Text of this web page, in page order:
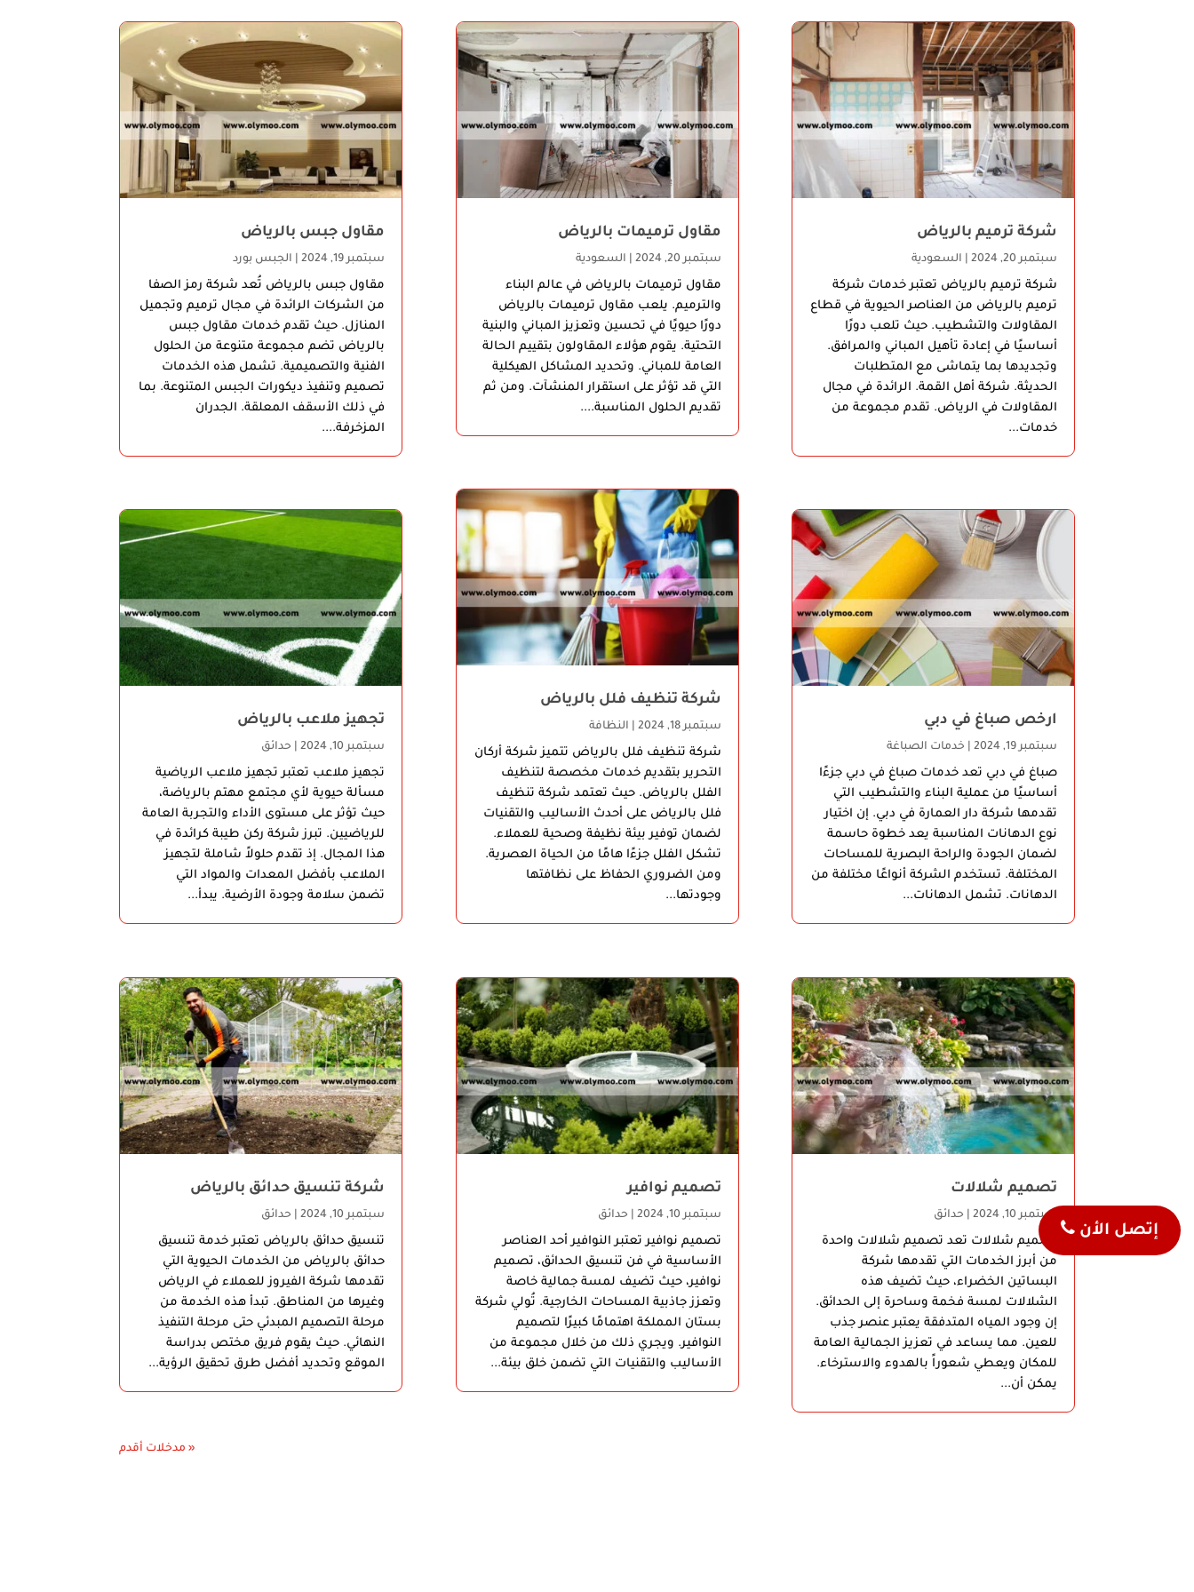
شركة ترميم بالرياض
سبتمبر 20, 2024 السعودية
شركة ترميم بالرياض تعتبر خدمات شركة
ترميم بالرياض من العناصر الحيوية في قطاع
المقاولات والتشطيب. حيث تلعب دورًا
أساسيًا في إعادة تأهيل المباني والمرافق.
وتجديدها بما يتماشى مع المتطلبات
الحديثة. شركة أهل القمة. الرائدة في مجال
المقاولات في الرياض. تقدم مجموعة من
خدمات...
ارخص صباغ في دبي
سبتمبر 19, 2024 خدمات الصباغة
صباغ في دبي تعد خدمات صباغ في دبي جزءًا
أساسيًا من عملية البناء والتشطيب التي
تقدمها شركة دار العمارة في دبي. إن اختيار
نوع الدهانات المناسبة يعد خطوة حاسمة
لضمان الجودة والراحة البصرية للمساحات
المختلفة. تستخدم الشركة أنواعًا مختلفة من
الدهانات. تشمل الدهانات...
تصميم شلالات
سبتمبر 10, 2024 حدائق
تصميم شلالات تعد تصميم شلالات واحدة
من أبرز الخدمات التي تقدمها شركة
البساتين الخضراء، حيث تضيف هذه
الشلالات لمسة فخمة وساحرة إلى الحدائق.
إن وجود المياه المتدفقة يعتبر عنصر جذب
للعين. مما يساعد في تعزيز الجمالية العامة
للمكان ويعطي شعوراً بالهدوء والاسترخاء.
يمكن أن...
مقاول ترميمات بالرياض
سبتمبر 20, 2024 السعودية
مقاول ترميمات بالرياض في عالم البناء
والترميم. يلعب مقاول ترميمات بالرياض
دورًا حيويًا في تحسين وتعزيز المباني والبنية
التحتية. يقوم هؤلاء المقاولون بتقييم الحالة
العامة للمباني. وتحديد المشاكل الهيكلية
التي قد تؤثر على استقرار المنشآت. ومن ثم
تقديم الحلول المناسبة....
شركة تنظيف فلل بالرياض
سبتمبر 18, 2024 النظافة
شركة تنظيف فلل بالرياض تتميز شركة أركان
التحرير بتقديم خدمات مخصصة لتنظيف
الفلل بالرياض. حيث تعتمد شركة تنظيف
فلل بالرياض على أحدث الأساليب والتقنيات
لضمان توفير بيئة نظيفة وصحية للعملاء.
تشكل الفلل جزءًا هامًا من الحياة العصرية.
ومن الضروري الحفاظ على نظافتها
وجودتها...
تصميم نوافير
سبتمبر 10, 2024 حدائق
تصميم نوافير تعتبر النوافير أحد العناصر
الأساسية في فن تنسيق الحدائق، تصميم
نوافير، حيث تضيف لمسة جمالية خاصة
وتعزز جاذبية المساحات الخارجية. تُولي شركة
بستان المملكة اهتمامًا كبيرًا لتصميم
النوافير. ويجري ذلك من خلال مجموعة من
الأساليب والتقنيات التي تضمن خلق بيئة...
مقاول جبس بالرياض
سبتمبر 19, 2024 | الجبس بورد
مقاول جبس بالرياض تُعد شركة رمز الصفا
من الشركات الرائدة في مجال ترميم وتجميل
المنازل. حيث تقدم خدمات مقاول جبس
بالرياض تضم مجموعة متنوعة من الحلول
الفنية والتصميمية. تشمل هذه الخدمات
تصميم وتنفيذ ديكورات الجبس المتنوعة. بما
في ذلك الأسقف المعلقة. الجدران
المزخرفة....
تجهيز ملاعب بالرياض
سبتمبر 10, 2024 | حدائق
تجهيز ملاعب تعتبر تجهيز ملاعب الرياضية
مسألة حيوية لأي مجتمع مهتم بالرياضة،
حيث تؤثر على مستوى الأداء والتجربة العامة
للرياضيين. تبرز شركة ركن طيبة كرائدة في
هذا المجال. إذ تقدم حلولاً شاملة لتجهيز
الملاعب بأفضل المعدات والمواد التي
تضمن سلامة وجودة الأرضية. يبدأ...
شركة تنسيق حدائق بالرياض
سبتمبر 10, 2024 | حدائق
تنسيق حدائق بالرياض تعتبر خدمة تنسيق
حدائق بالرياض من الخدمات الحيوية التي
تقدمها شركة الفيروز للعملاء في الرياض
وغيرها من المناطق. تبدأ هذه الخدمة من
مرحلة التصميم المبدئي حتى مرحلة التنفيذ
النهائي. حيث يقوم فريق مختص بدراسة
الموقع وتحديد أفضل طرق تحقيق الرؤية...
« مدخلات أقدم
إتصل الأن